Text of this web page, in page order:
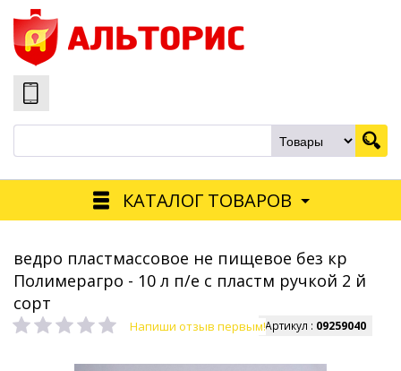
КАТАЛОГ ТОВАРОВ
ведро пластмассовое не пищевое без кр
Полимерагро - 10 л п/е с пластм ручкой 2 й
сорт
Напиши отзыв первым!Артикул : 09259040